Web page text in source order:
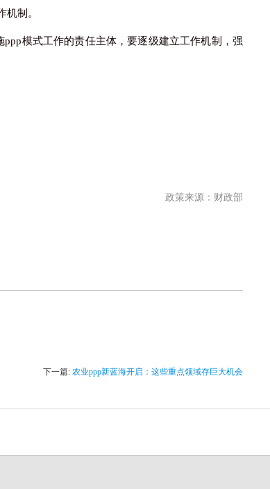
制。
ppp模式工作的责任主体，要逐级建立工作机制，强
政策来源：财政部
下一篇: 农业ppp新蓝海开启：这些重点领域存巨大机会